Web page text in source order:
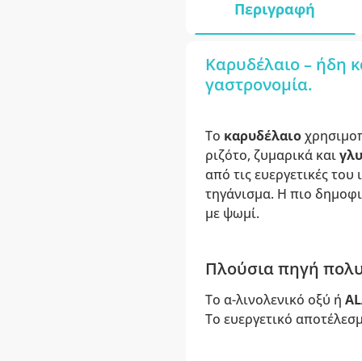
Περιγραφή
Καρυδέλαιο – ήδη
γαστρονομία.
Το καρυδέλαιο
ριζότο, ζυμαρικά και
από τις ευεργετικές
τηγάνισμα. Η πιο
με ψωμί.
Πλούσια πηγή
Το α-λινολενικό οξύ ή
Το ευεργετικό